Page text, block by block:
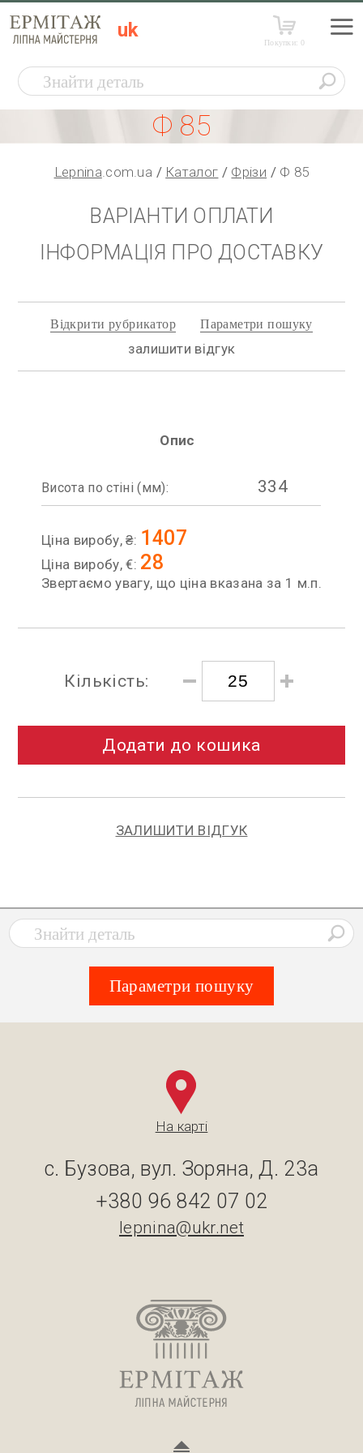
uk
Покупки:0
Ф 85
Lepnina.com.ua Каталог Фрізи Ф 85
ВАРІАНТИ ОПЛАТИ
ІНФОРМАЦІЯ ПРО ДОСТАВКУ
залишити відгук
Відкрити рубрикатор Параметри пошуку
Опис
Висота по стіні (мм): 334
Ціна виробу, ₴: 1407
Ціна виробу, €: 28
Звертаємо увагу, що ціна вказана за 1 м.п.
Кількість:
Додати до кошика
ЗАЛИШИТИ ВІДГУК
Параметри пошуку
На карті
с. Бузова, вул. Зоряна, Д. 23а
+380 96 842 07 02
lepnina@ukr.net